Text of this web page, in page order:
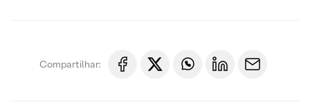
Compartilhar: